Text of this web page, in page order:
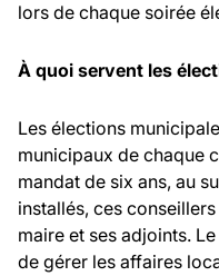
lors de chaque soirée
À quoi servent les
Les élections
municipaux de chaque
mandat de six ans, au
installés, ces
maire et ses adjoints.
de gérer les affaires